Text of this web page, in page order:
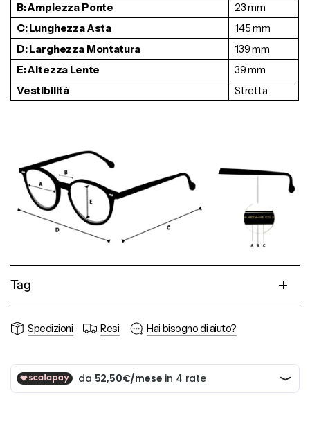
B: Ampiezza Ponte
23 mm
C: Lunghezza Asta
145 mm
D: Larghezza Montatura
139 mm
E: Altezza Lente
39 mm
Vestibilità
Stretta
Tag
Spedizioni Resi Hai bisogno di aiuto?